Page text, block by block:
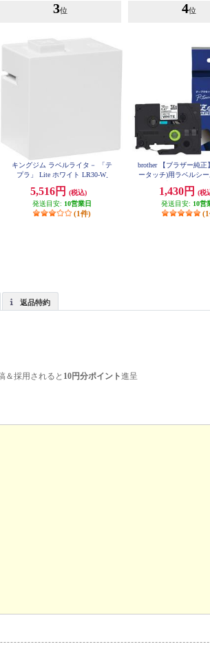
3位
キングジム ラベルライタ－ 「テ
プラ」 Lite ホワイト LR30-W
5,516円
(税込)
発送目安: 10営業日
(1件)
4位
brother 【ブラザー純正
ータッチ)用ラベルシー
1,430円
(税
発送目安: 10営
返品特約
＆採用されると 10円分ポイント進呈